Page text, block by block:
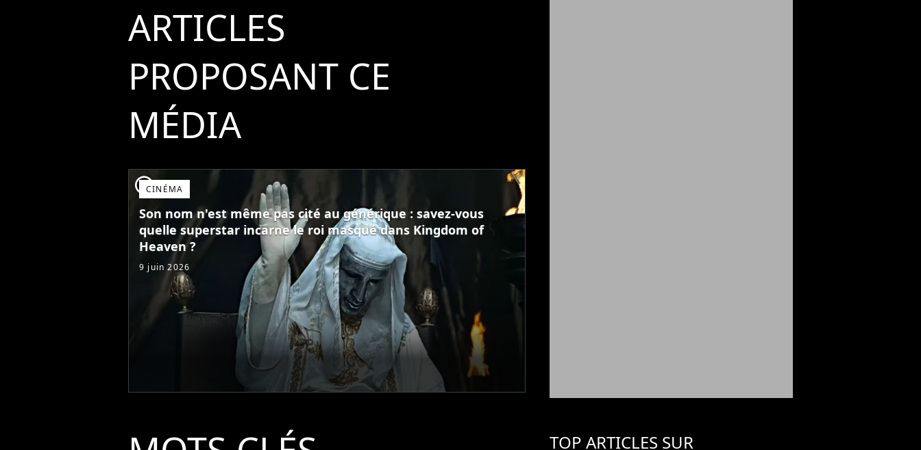
ARTICLES
PROPOSANT CE
MÉDIA
player2CINÉMA
Son nom n'est même pas cité au générique : savez-vous
quelle superstar incarne le roi masqué dans Kingdom of
Heaven ?
9 juin 2026
TOP ARTICLES SUR